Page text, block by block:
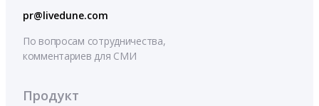
pr@livedune.com
По вопросам сотрудничества,
комментариев для СМИ
Продукт